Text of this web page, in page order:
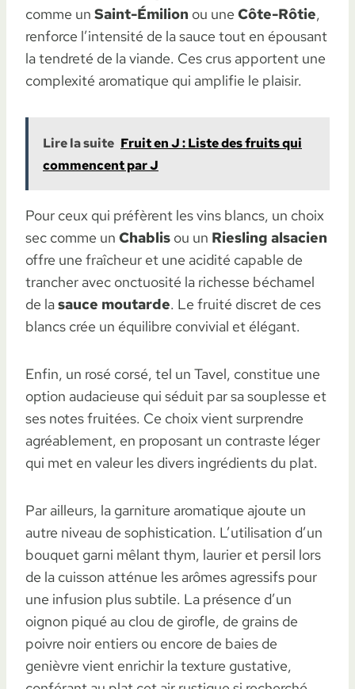
comme un Saint-Émilion ou une Côte-Rôtie,
renforce l’intensité de la sauce tout en épousant
la tendreté de la viande. Ces crus apportent une
complexité aromatique qui amplifie le plaisir.
Lire la suite Fruit en J : Liste des fruits qui
commencent par J
Pour ceux qui préfèrent les vins blancs, un choix
sec comme un Chablis ou un Riesling alsacien
offre une fraîcheur et une acidité capable de
trancher avec onctuosité la richesse béchamel
de lasauce moutarde. Le fruité discret de ces
blancs crée un équilibre convivial et élégant.
Enfin, un rosé corsé, tel un Tavel, constitue une
option audacieuse qui séduit par sa souplesse et
ses notes fruitées. Ce choix vient surprendre
agréablement, en proposant un contraste léger
qui met en valeur les divers ingrédients du plat.
Par ailleurs, la garniture aromatique ajoute un
autre niveau de sophistication. L’utilisation d’un
bouquet garni mêlant thym, laurier et persil lors
de la cuisson atténue les arômes agressifs pour
une infusion plus subtile. La présence d’un
oignon piqué au clou de girofle, de grains de
poivre noir entiers ou encore de baies de
genièvre vient enrichir la texture gustative,